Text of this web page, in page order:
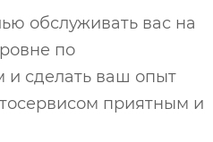
обслуживать вас на
по
сделать ваш опыт
приятным и